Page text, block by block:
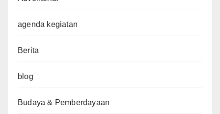
agenda kegiatan
Berita
blog
Budaya & Pemberdayaan